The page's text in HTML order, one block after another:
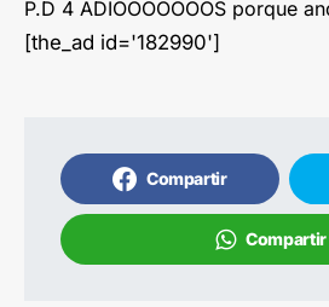
P.D 4 ADIOOOOOOOS porque
[the_ad id='182990']
Compartir
Compartir